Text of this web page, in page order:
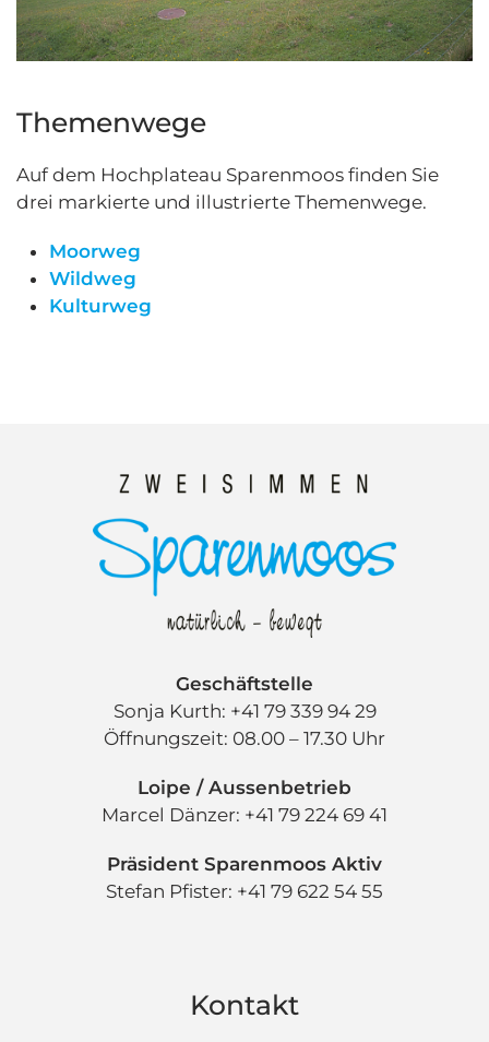
Themenwege
Auf dem Hochplateau Sparenmoos finden Sie
drei markierte und illustrierte Themenwege.
Moorweg
Wildweg
Kulturweg
Geschäftstelle
Sonja Kurth: +41 79 339 94 29
Öffnungszeit: 08.00 – 17.30 Uhr
Loipe / Aussenbetrieb
Marcel Dänzer: +41 79 224 69 41
Präsident Sparenmoos Aktiv
Stefan Pfister: +41 79 622 54 55
Kontakt